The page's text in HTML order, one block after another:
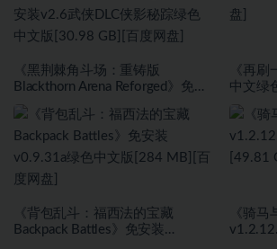
《黑荆棘角斗场：重铸版
Blackthorn Arena Reforged》免安
版[30.98 GB][百度网盘]
《再刷
中文绿
《背包乱斗：福西法的宝藏
Backpack Battles》免安装
《骑